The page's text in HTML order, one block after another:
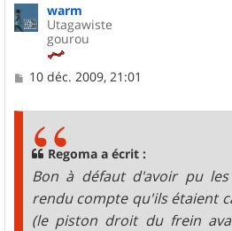
warm
Utagawiste
gourou
M10 déc. 2009, 21:01
Regoma a écrit :
Bon à défaut d'avoir pu
rendu compte qu'ils étaient
(le piston droit du frein